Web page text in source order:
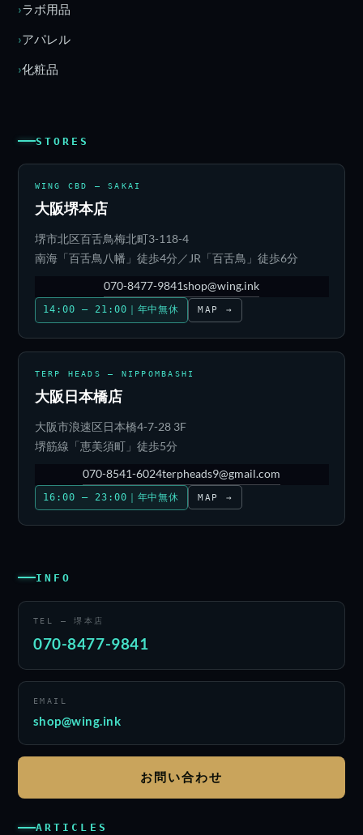
ラボ用品
アパレル
化粧品
STORES
WING CBD — SAKAI
大阪堺本店
堺市北区百舌鳥梅北町3-118-4
南海「百舌鳥八幡」徒歩4分／JR「百舌鳥」徒歩6分
070-8477-9841shop@wing.ink
14:00 – 21:00｜年中無休 MAP →
TERP HEADS — NIPPOMBASHI
大阪日本橋店
大阪市浪速区日本橋4-7-28 3F
堺筋線「恵美須町」徒歩5分
070-8541-6024terpheads9@gmail.com
16:00 – 23:00｜年中無休 MAP →
INFO
TEL — 堺本店
070-8477-9841
EMAIL
shop@wing.ink
お問い合わせ
ARTICLES